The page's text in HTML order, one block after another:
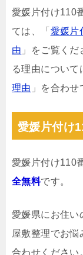
愛媛片付け110
ては、「 愛媛片
由 」をご覧く
る理由について
理由 」を合わせ
愛媛片付け
愛媛片付け110
全無料です。
愛媛県にお住い
屋敷整理でお悩
合わせください